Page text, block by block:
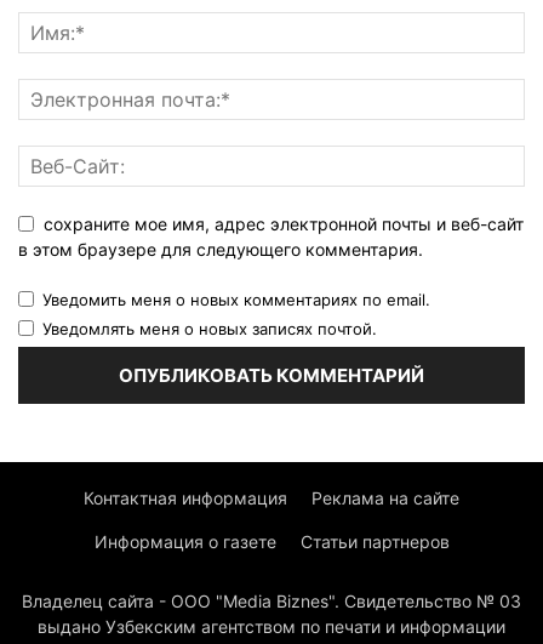
сохраните мое имя, адрес электронной почты и веб-сайт
в этом браузере для следующего комментария.
Уведомить меня о новых комментариях по email.
Уведомлять меня о новых записях почтой.
Контактная информация Реклама на сайте
Информация о газете Статьи партнеров
Владелец сайта - ООО "Media Biznes". Свидетельство № 03
выдано Узбекским агентством по печати и информации